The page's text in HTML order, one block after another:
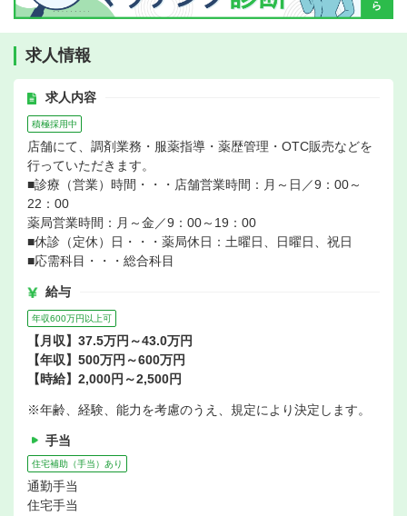
求人情報
求人内容
積極採用中
店舗にて、調剤業務・服薬指導・薬歴管理・OTC販売などを
行っていただきます。
■診療（営業）時間・・・店舗営業時間：月～日／9：00～
22：00
薬局営業時間：月～金／9：00～19：00
■休診（定休）日・・・薬局休日：土曜日、日曜日、祝日
■応需科目・・・総合科目
給与
年収600万円以上可
【月収】37.5万円～43.0万円
【年収】500万円～600万円
【時給】2,000円～2,500円
※年齢、経験、能力を考慮のうえ、規定により決定します。
手当
住宅補助（手当）あり
通勤手当
住宅手当